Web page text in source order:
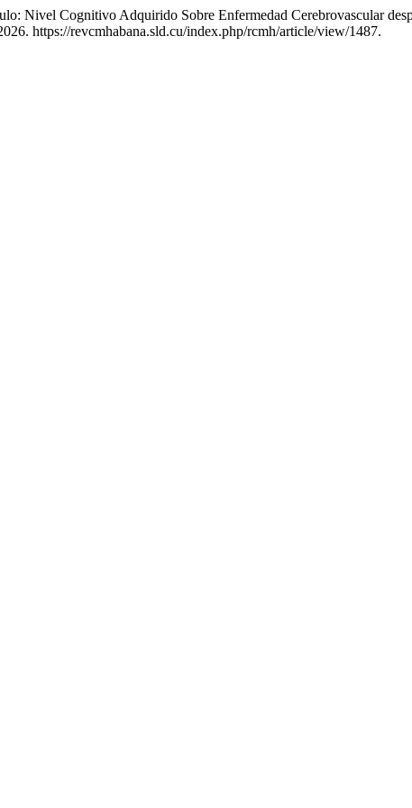
Nivel Cognitivo Adquirido Sobre Enfermedad Cerebrovascular
https://revcmhabana.sld.cu/index.php/rcmh/article/view/1487.